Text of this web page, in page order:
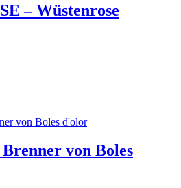
– Wüstenrose
von Boles